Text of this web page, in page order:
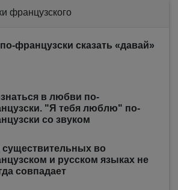
французского
по-французски сказать «давай»
в любви по-
"Я тебя люблю" по-
со звуком
существительных во
и русском языках не
совпадает